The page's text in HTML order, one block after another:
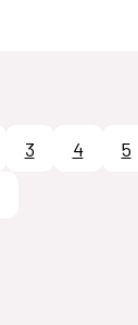
3 4 5